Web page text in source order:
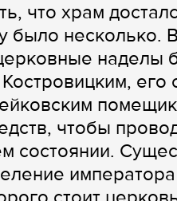
что храм
было несколько.
наделы
чтобы
состоянии.